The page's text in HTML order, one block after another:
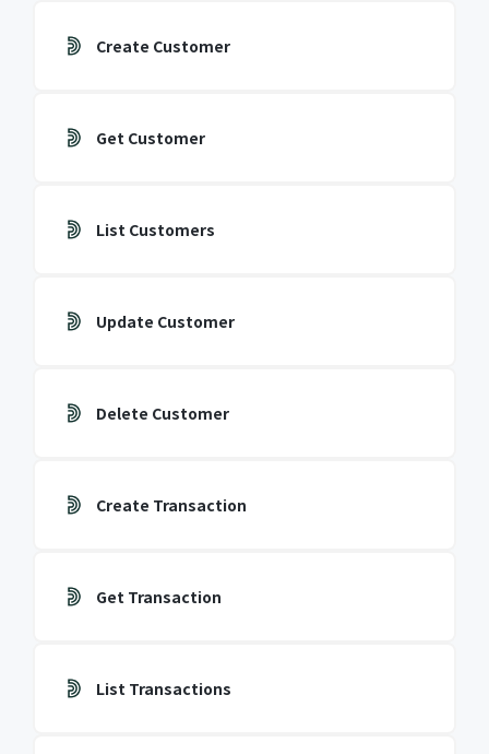
Create Customer
Get Customer
List Customers
Update Customer
Delete Customer
Create Transaction
Get Transaction
List Transactions